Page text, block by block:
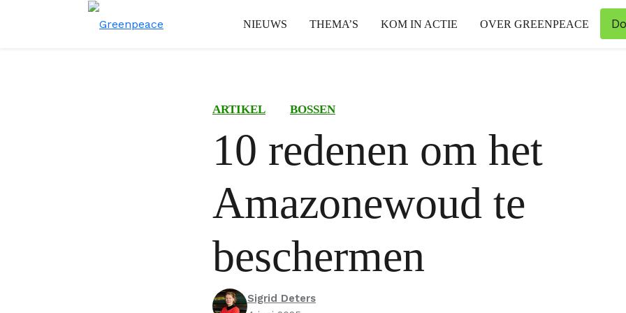
NIEUWS THEMA’S KOM IN ACTIE OVER GREENPEACE
ARTIKEL BOSSEN
10 redenen om het
Amazonewoud te
beschermen
Sigrid Deters